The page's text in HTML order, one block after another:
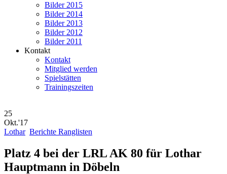
Bilder 2015
Bilder 2014
Bilder 2013
Bilder 2012
Bilder 2011
Kontakt
Kontakt
Mitglied werden
Spielstätten
Trainingszeiten
25
Okt.'17
Lothar Berichte Ranglisten
Platz 4 bei der LRL AK 80 für Lothar
Hauptmann in Döbeln